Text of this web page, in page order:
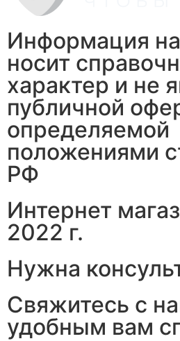
Информация
носит
характер и не
публичной
определяемой
положениями
РФ
Интернет
2022 г.
Нужна
Свяжитесь с
удобным вам